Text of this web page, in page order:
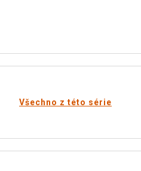
Všechno z této série